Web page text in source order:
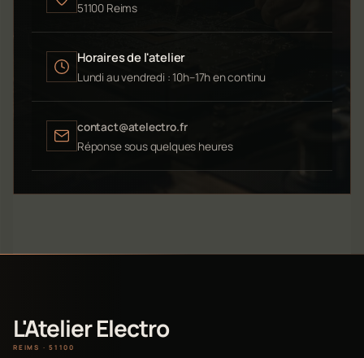
51100 Reims
Horaires de l'atelier
Lundi au vendredi : 10h–17h en continu
contact@atelectro.fr
Réponse sous quelques heures
L'Atelier Electro
REIMS · 51100